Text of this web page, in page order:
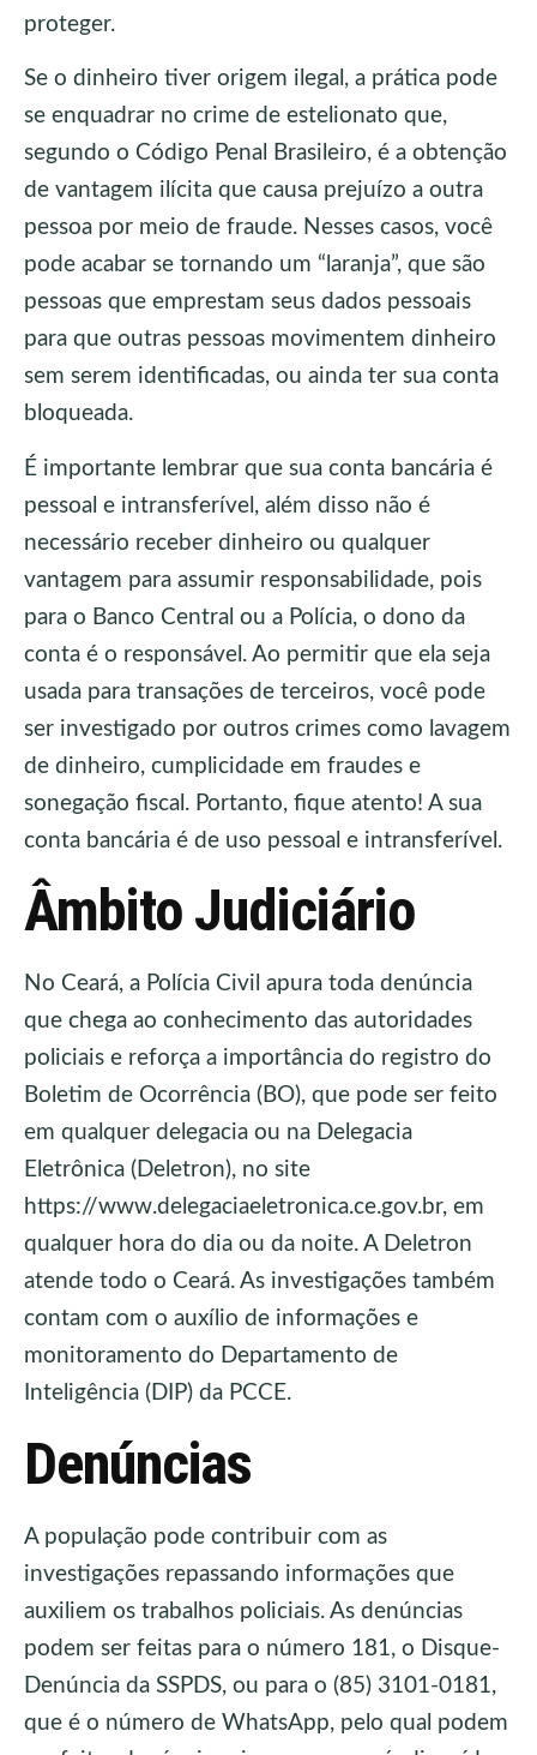
proteger.
Se o dinheiro tiver origem ilegal, a prática pode
se enquadrar no crime de estelionato que,
segundo o Código Penal Brasileiro, é a obtenção
de vantagem ilícita que causa prejuízo a outra
pessoa por meio de fraude. Nesses casos, você
pode acabar se tornando um “laranja”, que são
pessoas que emprestam seus dados pessoais
para que outras pessoas movimentem dinheiro
sem serem identificadas, ou ainda ter sua conta
bloqueada.
É importante lembrar que sua conta bancária é
pessoal e intransferível, além disso não é
necessário receber dinheiro ou qualquer
vantagem para assumir responsabilidade, pois
para o Banco Central ou a Polícia, o dono da
conta é o responsável. Ao permitir que ela seja
usada para transações de terceiros, você pode
ser investigado por outros crimes como lavagem
de dinheiro, cumplicidade em fraudes e
sonegação fiscal. Portanto, fique atento! A sua
conta bancária é de uso pessoal e intransferível.
Âmbito Judiciário
No Ceará, a Polícia Civil apura toda denúncia
que chega ao conhecimento das autoridades
policiais e reforça a importância do registro do
Boletim de Ocorrência (BO), que pode ser feito
em qualquer delegacia ou na Delegacia
Eletrônica (Deletron), no site
https://www.delegaciaeletronica.ce.gov.br, em
qualquer hora do dia ou da noite. A Deletron
atende todo o Ceará. As investigações também
contam com o auxílio de informações e
monitoramento do Departamento de
Inteligência (DIP) da PCCE.
Denúncias
A população pode contribuir com as
investigações repassando informações que
auxiliem os trabalhos policiais. As denúncias
podem ser feitas para o número 181, o Disque-
Denúncia da SSPDS, ou para o (85) 3101-0181,
que é o número de WhatsApp, pelo qual podem